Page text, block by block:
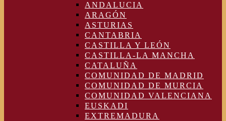
ANDALUCIA
ARAGÓN
ASTURIAS
CANTABRIA
CASTILLA Y LEÓN
CASTILLA-LA MANCHA
CATALUÑA
COMUNIDAD DE MADRID
COMUNIDAD DE MURCIA
COMUNIDAD VALENCIANA
EUSKADI
EXTREMADURA